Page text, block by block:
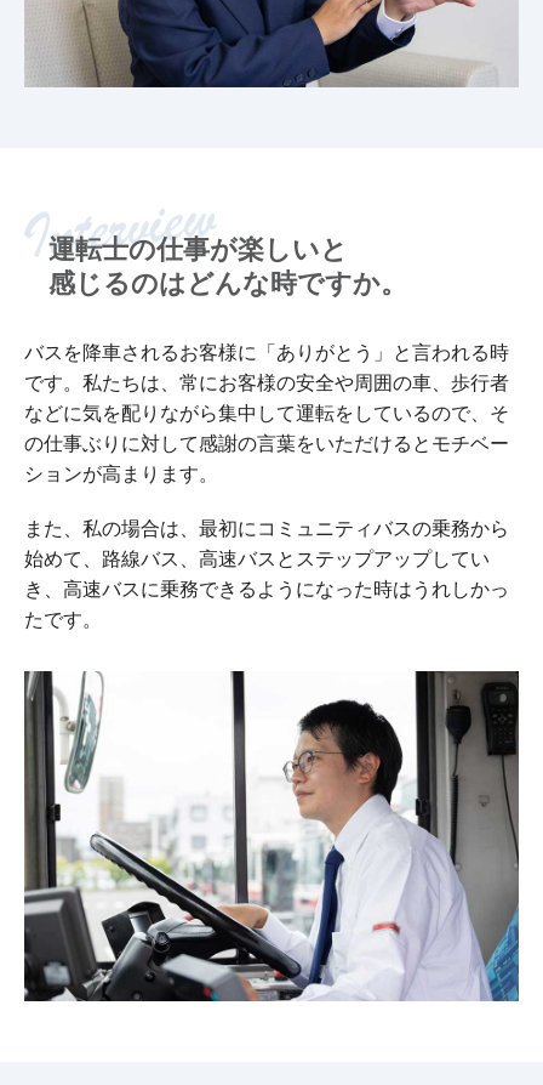
運転士の仕事が楽しいと
感じるのはどんな時ですか。
バスを降車されるお客様に「ありがとう」と言われる時
です。私たちは、常にお客様の安全や周囲の車、歩行者
などに気を配りながら集中して運転をしているので、そ
の仕事ぶりに対して感謝の言葉をいただけるとモチベー
ションが高まります。
また、私の場合は、最初にコミュニティバスの乗務から
始めて、路線バス、高速バスとステップアップしてい
き、高速バスに乗務できるようになった時はうれしかっ
たです。